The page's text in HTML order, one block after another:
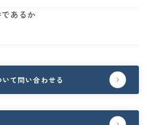
あるか
て問い合わせる